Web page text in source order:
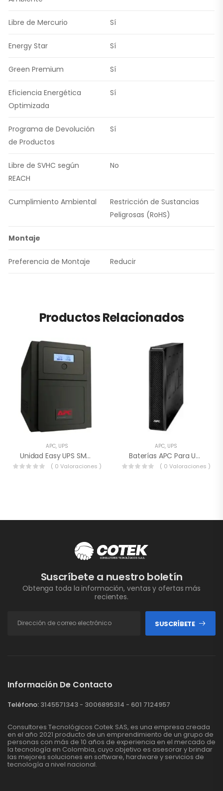
Libre de Mercurio Sí
Energy Star Sí
Green Premium Sí
Eficiencia Energética
Optimizada
Sí
Programa de Devolución
de Productos
Sí
Libre de SVHC según
REACH
No
Cumplimiento Ambiental
Restricción de Sustancias
Peligrosas (RoHS)
Montaje
Preferencia de Montaje Reducir
Productos Relacionados
APC, UPS
Unidad Easy UPS SMV De APC, 1000 VA Y 120 V
( 0 Valoraciones )
APC, UPS
Baterías APC Para UPS 3 KVA SRT 96V
( 0 Valoraciones )
Suscríbete a nuestro boletín
Obtenga toda la información, ventas y ofertas más
recientes.
SUSCRÍBETE
Información De Contacto
Teléfono: 3145571343 - 3006895314 - 601 7124957
Consultores Tecnológicos Cotek SAS, es una empresa creada
en el año 2021 producto de un emprendimiento de un grupo de
personas con más de 10 años de experiencia en el mercado de
la tecnología en Colombia, cuyo objetivo es asesorar y brindar
las mejores soluciones en software, hardware y servicios de
tecnología a nivel nacional.